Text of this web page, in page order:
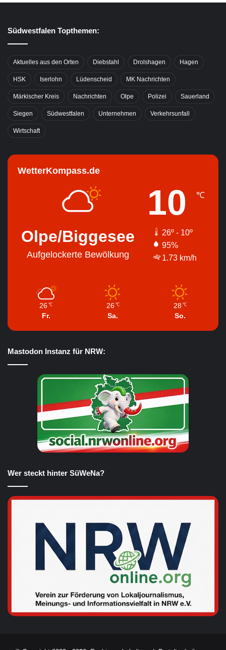
Südwestfalen Topthemen:
Aktuelles aus den Orten Diebstahl Drolshagen Hagen
HSK Iserlohn Lüdenscheid MK Nachrichten
Märkischer Kreis Nachrichten Olpe Polizei Sauerland
Siegen Südwestfalen Unternehmen Verkehrsunfall
Wirtschaft
WetterKompass.de
Olpe/Biggesee
Aufgelockerte Bewölkung
10 ℃
26º - 10º
95%
1.73 km/h
26 ℃
Fr.
26 ℃
Sa.
28 ℃
So.
Mastodon Instanz für NRW:
Wer steckt hinter SüWeNa?